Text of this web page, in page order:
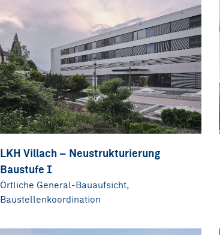
LKH Villach – Neustrukturierung
Baustufe I
Örtliche General-Bauaufsicht,
Baustellenkoordination